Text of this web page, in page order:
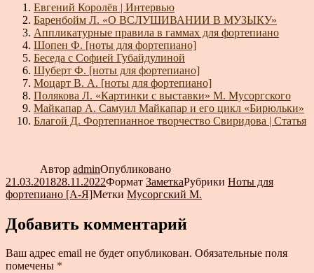
Евгений Королёв | Интервью
Баренбойм Л. «О ВСЛУШИВАНИИ В МУЗЫКУ»
Аппликатурные правила в гаммах для фортепиано
Шопен Ф. [ноты для фортепиано]
Беседа с Софией Губайдулиной
Шуберт Ф. [ноты для фортепиано]
Моцарт В. А. [ноты для фортепиано]
Полякова Л. «Картинки с выставки» М. Мусоргского
Майкапар А. Самуил Майкапар и его цикл «Бирюльки»
Благой Д. Фортепианное творчество Свиридова | Статья
Автор adminОпубликовано
21.03.201828.11.2022Формат ЗаметкаРубрики Ноты для
фортепиано [А-Я]Метки Мусоргский М.
Добавить комментарий
Ваш адрес email не будет опубликован. Обязательные поля
помечены *